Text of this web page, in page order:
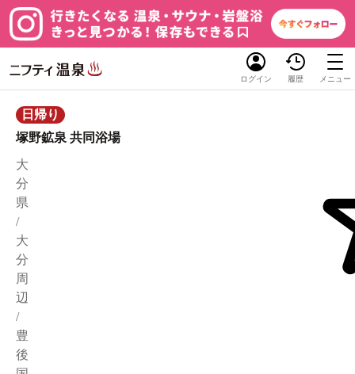
ログイン 履歴 メニュー
日帰り
塚野鉱泉 共同浴場
大
分
県
/
大
分
周
辺
/
豊
後